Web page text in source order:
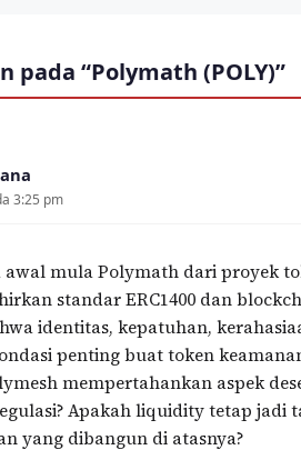
pada “Polymath (POLY)”
3:25 pm
awal mula Polymath dari proyek
standar ERC1400 dan
identitas, kepatuhan,
penting buat token
mempertahankan aspek
Apakah liquidity tetap jadi
yang dibangun di atasnya?